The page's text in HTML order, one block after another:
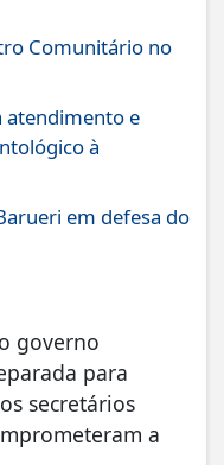
Comunitário no
atendimento e
à
em defesa do
governo
para
secretários
a